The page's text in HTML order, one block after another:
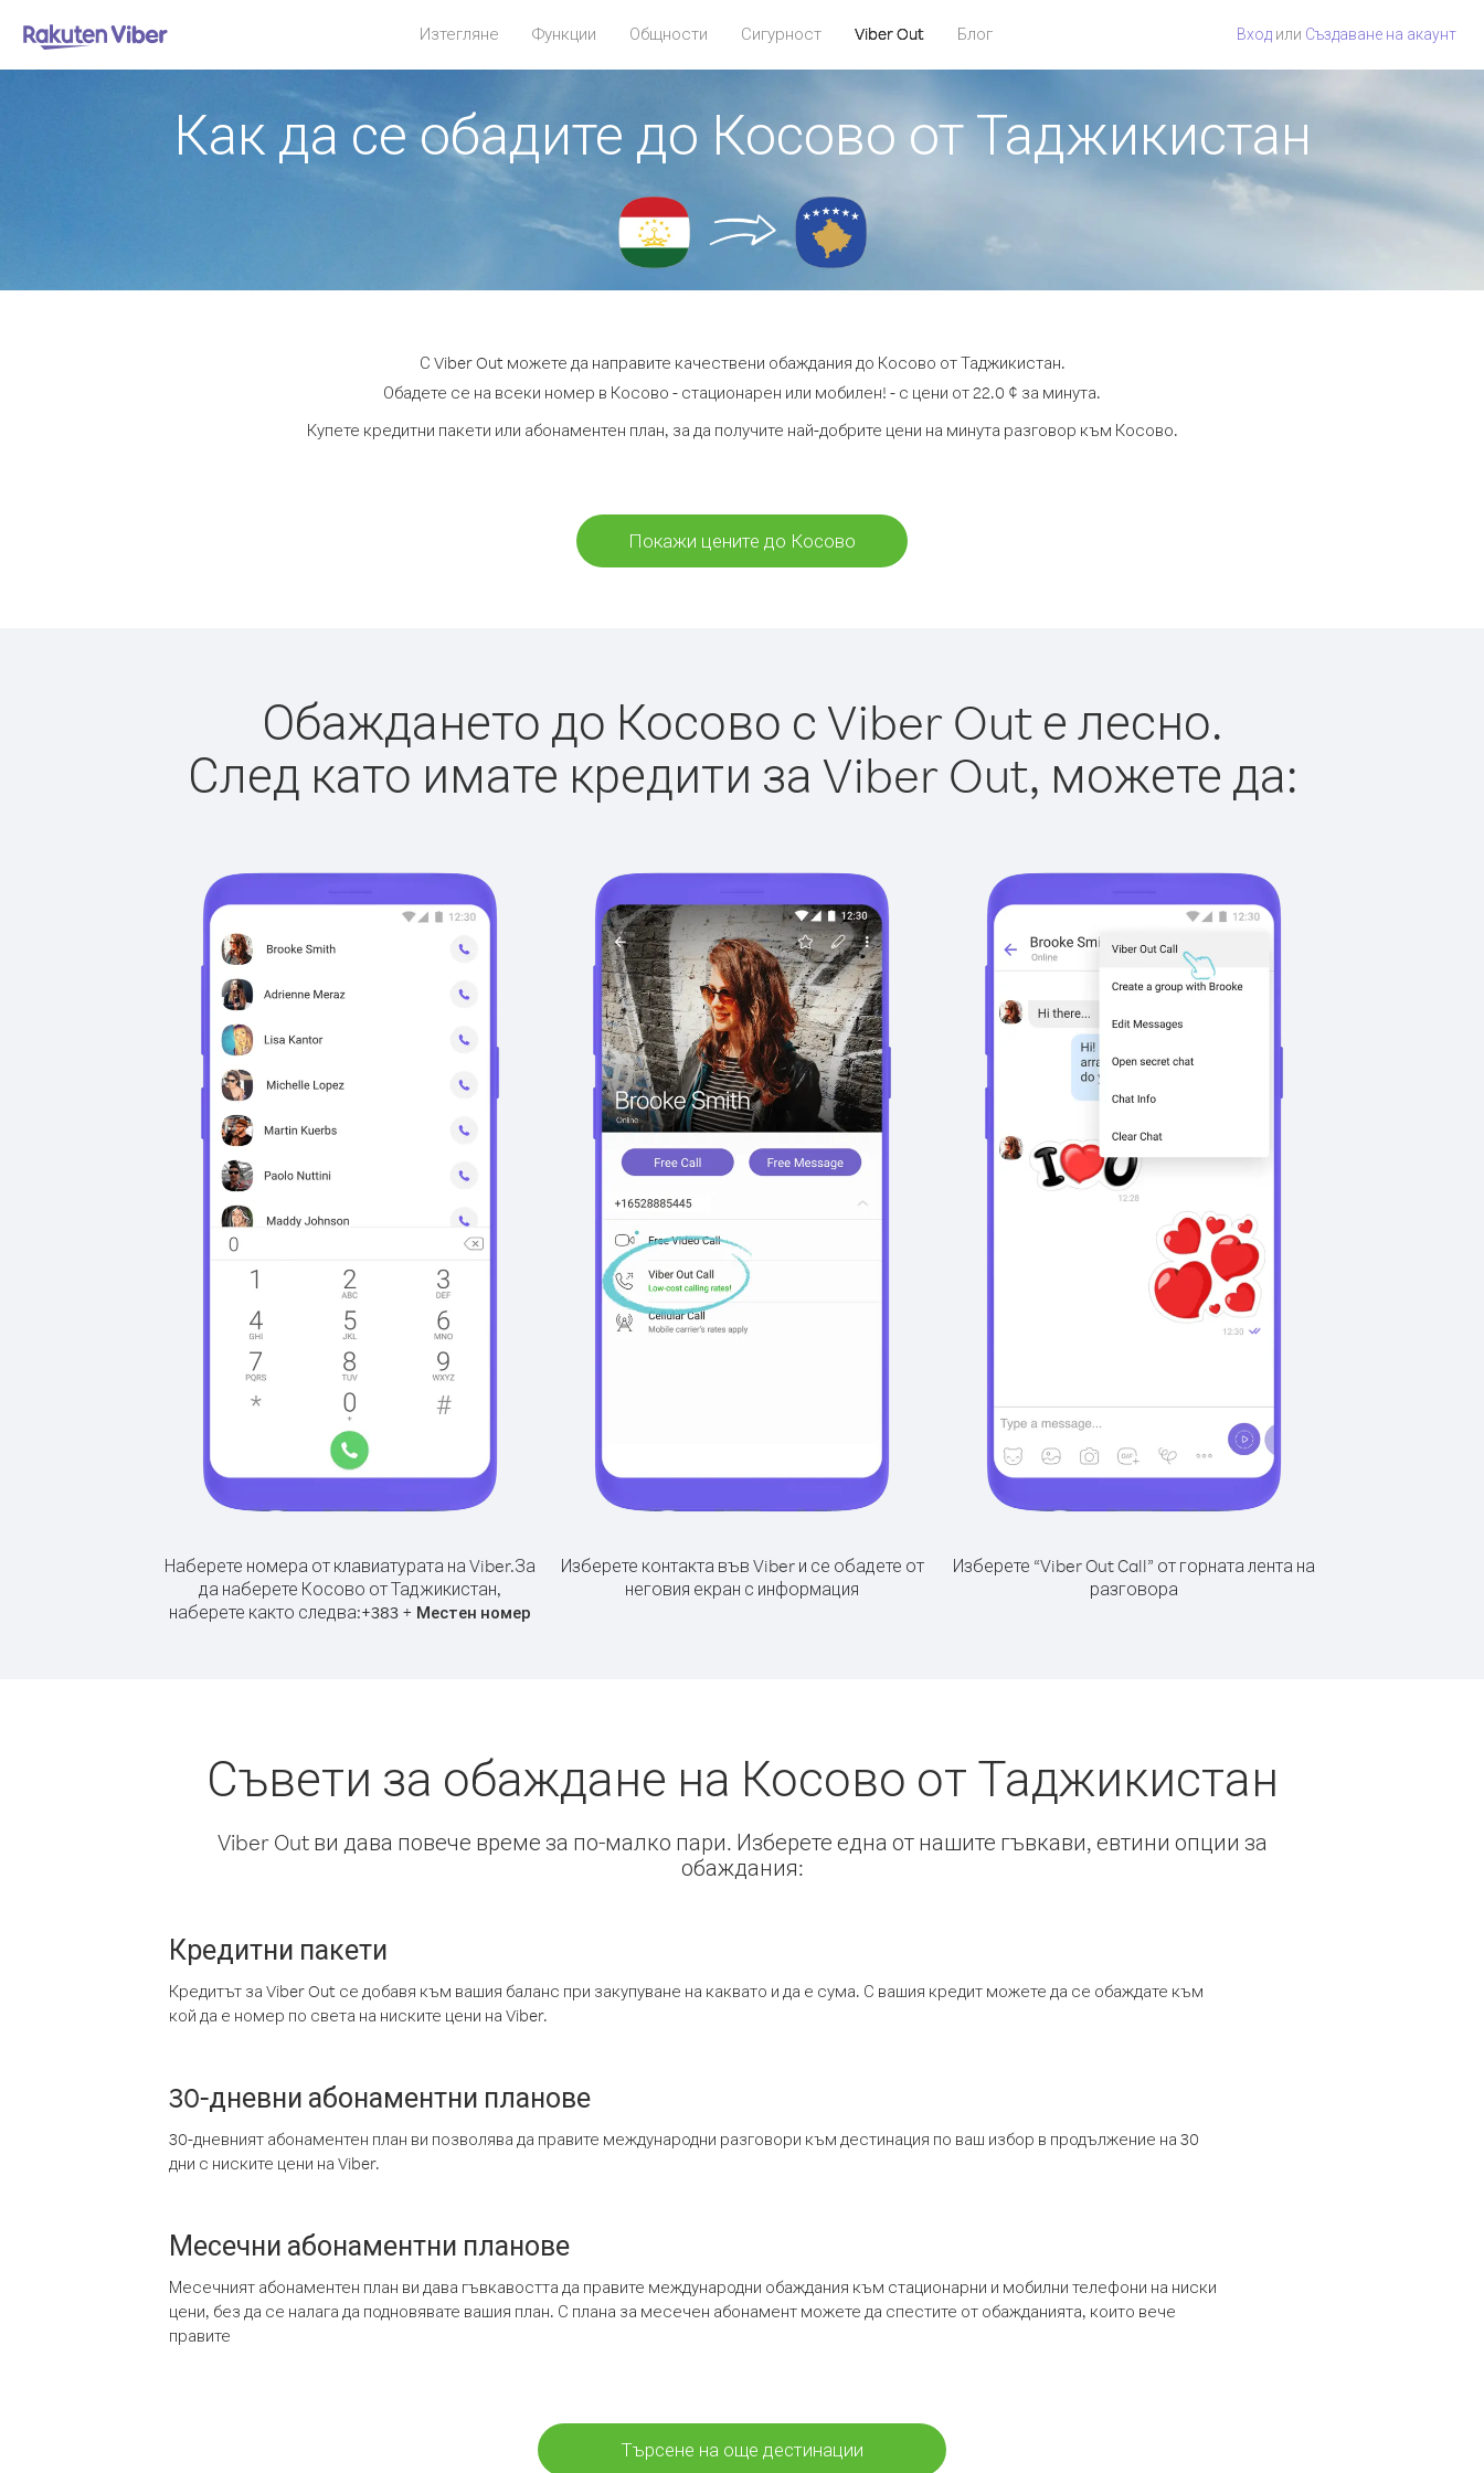
Изтегляне Функции Общности Сигурност Viber Out Блог Вход или Създаване на акаунт
Как да се обадите до Косово от Таджикистан
С Viber Out можете да направите качествени обаждания до Косово от Таджикистан.
Обадете се на всеки номер в Косово - стационарен или мобилен! - с цени от 22.0 ¢ за минута.
Купете кредитни пакети или абонаментен план, за да получите най-добрите цени на минута разговор към Косово.
Покажи цените до Косово
Обаждането до Косово с Viber Out е лесно.
След като имате кредити за Viber Out, можете да:
Наберете номера от клавиатурата на Viber.За
да наберете Косово от Таджикистан,
наберете както следва:+383 + Местен номер
Изберете контакта във Viber и се обадете от
неговия екран с информация
Изберете “Viber Out Call” от горната лента на
разговора
Съвети за обаждане на Косово от Таджикистан
Viber Out ви дава повече време за по-малко пари. Изберете една от нашите гъвкави, евтини опции за
обаждания:
Кредитни пакети
Кредитът за Viber Out се добавя към вашия баланс при закупуване на каквато и да е сума. С вашия кредит можете да се обаждате към
кой да е номер по света на ниските цени на Viber.
30-дневни абонаментни планове
30-дневният абонаментен план ви позволява да правите международни разговори към дестинация по ваш избор в продължение на 30
дни с ниските цени на Viber.
Месечни абонаментни планове
Месечният абонаментен план ви дава гъвкавостта да правите международни обаждания към стационарни и мобилни телефони на ниски
цени, без да се налага да подновявате вашия план. С плана за месечен абонамент можете да спестите от обажданията, които вече
правите
Търсене на още дестинации